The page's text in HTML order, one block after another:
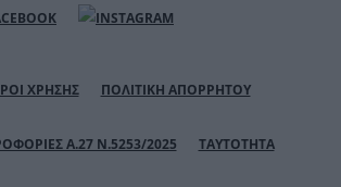
ΧΡΗΣΗΣ ΠΟΛΙΤΙΚΗ ΑΠΟΡΡΗΤΟΥ
Α.27 Ν.5253/2025 ΤΑΥΤΟΤΗΤΑ